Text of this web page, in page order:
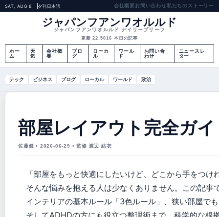
SAT, AUG 8 夕刊日本語 会社概要お問い合わせ私たちのストーリー
ジャパンフアンワオルルド
ジャパンフアンワオルルド デイリーブリーフ
更新 22:5016 本日の記事
ホー
ム
天
気
会社概
要
ブロ
グ
ローカ
ル
ワール
ド
お問い合
わせ
ニュースレ
ター
テック ビジネス ブログ ローカル ワールド 政治
部屋レイアウト完全ガ
佐藤健 • 2026-06-29 • 監修 渡辺 結衣
「部屋をもっと快適にしたいけど、どこから手をつ
そんな悩みを抱える人は少なくありません。この記
インテリアの基本ルール「3色ルール」、狭い部屋で
そしてADHDの方にも役立つ整理術まで、科学的な根